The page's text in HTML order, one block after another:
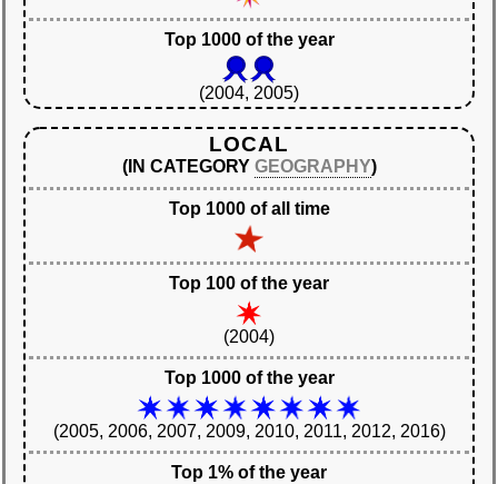
Top 1000 of the year
(2004, 2005)
LOCAL
(IN CATEGORY GEOGRAPHY)
Top 1000 of all time
Top 100 of the year
(2004)
Top 1000 of the year
(2005, 2006, 2007, 2009, 2010, 2011, 2012, 2016)
Top 1% of the year